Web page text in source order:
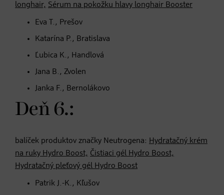
longhair, Sérum na pokožku hlavy longhair Booster
Eva T., Prešov
Katarína P., Bratislava
Ľubica K., Handlová
Jana B., Zvolen
Janka F., Bernolákovo
Deň 6.:
balíček produktov značky Neutrogena: Hydratačný krém
na ruky Hydro Boost, Čistiaci gél Hydro Boost,
Hydratačný pleťový gél Hydro Boost
Patrik J.-K., Kľušov